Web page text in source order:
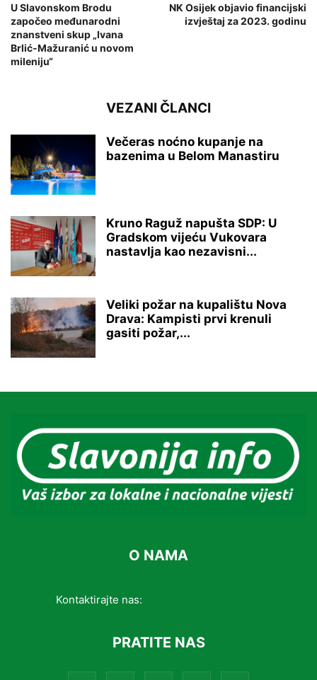
U Slavonskom Brodu
započeo međunarodni
znanstveni skup „Ivana
Brlić-Mažuranić u novom
mileniju“
NK Osijek objavio financijski
izvještaj za 2023. godinu
VEZANI ČLANCI
Večeras noćno kupanje na
bazenima u Belom Manastiru
Kruno Raguž napušta SDP: U
Gradskom vijeću Vukovara
nastavlja kao nezavisni...
Veliki požar na kupalištu Nova
Drava: Kampisti prvi krenuli
gasiti požar,...
O NAMA
Kontaktirajte nas:
PRATITE NAS